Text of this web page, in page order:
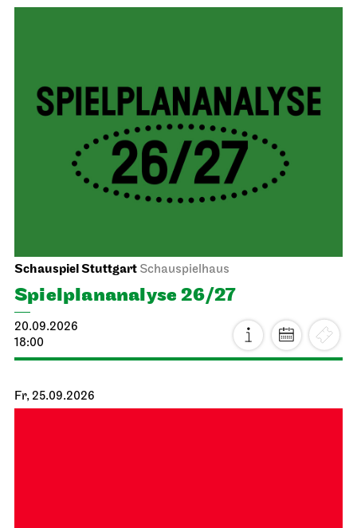
Schauspiel Stuttgart Schauspielhaus
Spiel­plan­analyse 26/27
20.09.2026
18:00
Fr, 25.09.2026